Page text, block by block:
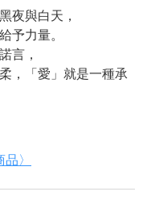
夜與白天，
予力量。
言，
，「愛」就是一種承
〉